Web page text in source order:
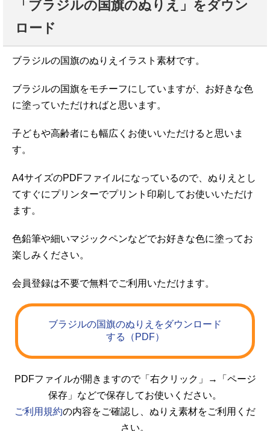
「ブラジルの国旗のぬりえ」をダウン
ロード
ブラジルの国旗のぬりえイラスト素材です。
ブラジルの国旗をモチーフにしていますが、お好きな色
に塗っていただければと思います。
子どもや高齢者にも幅広くお使いいただけると思いま
す。
A4サイズのPDFファイルになっているので、ぬりえとし
てすぐにプリンターでプリント印刷してお使いいただけ
ます。
色鉛筆や細いマジックペンなどでお好きな色に塗ってお
楽しみください。
会員登録は不要で無料でご利用いただけます。
ブラジルの国旗のぬりえをダウンロード
する（PDF）
PDFファイルが開きますので「右クリック」→「ページ
保存」などで保存してお使いください。
ご利用規約の内容をご確認し、ぬりえ素材をご利用くだ
さい。